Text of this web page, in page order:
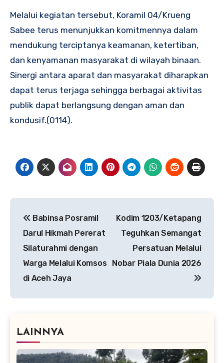
Melalui kegiatan tersebut, Koramil 04/Krueng
Sabee terus menunjukkan komitmennya dalam
mendukung terciptanya keamanan, ketertiban,
dan kenyamanan masyarakat di wilayah binaan.
Sinergi antara aparat dan masyarakat diharapkan
dapat terus terjaga sehingga berbagai aktivitas
publik dapat berlangsung dengan aman dan
kondusif.(0114).
pos
Babinsa Posramil
Darul Hikmah Pererat
Silaturahmi dengan
Warga Melalui Komsos
di Aceh Jaya
Kodim 1203/Ketapang
Teguhkan Semangat
Persatuan Melalui
Nobar Piala Dunia 2026
LAINNYA